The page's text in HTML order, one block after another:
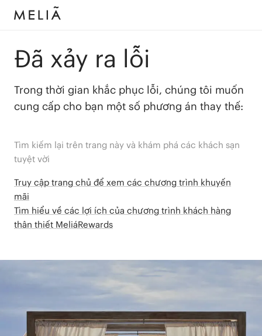
Đã xảy ra lỗi
Trong thời gian khắc phục lỗi, chúng tôi muốn
cung cấp cho bạn một số phương án thay thế:
Tìm kiếm lại trên trang này và khám phá các khách sạn
tuyệt vời
Truy cập trang chủ để xem các chương trình khuyến
mãi
Tìm hiểu về các lợi ích của chương trình khách hàng
thân thiết MeliáRewards